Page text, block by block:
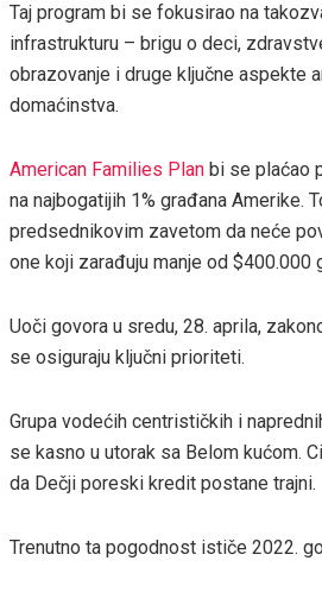
Taj program bi se fokusirao na
infrastrukturu – brigu o deci,
obrazovanje i druge ključne aspekte
domaćinstva.
American Families Plan bi se plaćao
na najbogatijih 1% građana Amerike.
predsednikovim zavetom da neće
one koji zarađuju manje od $400.000
Uoči govora u sredu, 28. aprila,
se osiguraju ključni prioriteti.
Grupa vodećih centrističkih i
se kasno u utorak sa Belom kućom.
da Dečji poreski kredit postane trajni.
Trenutno ta pogodnost ističe 2022.